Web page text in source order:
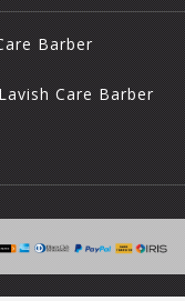
Barber
Care Barber